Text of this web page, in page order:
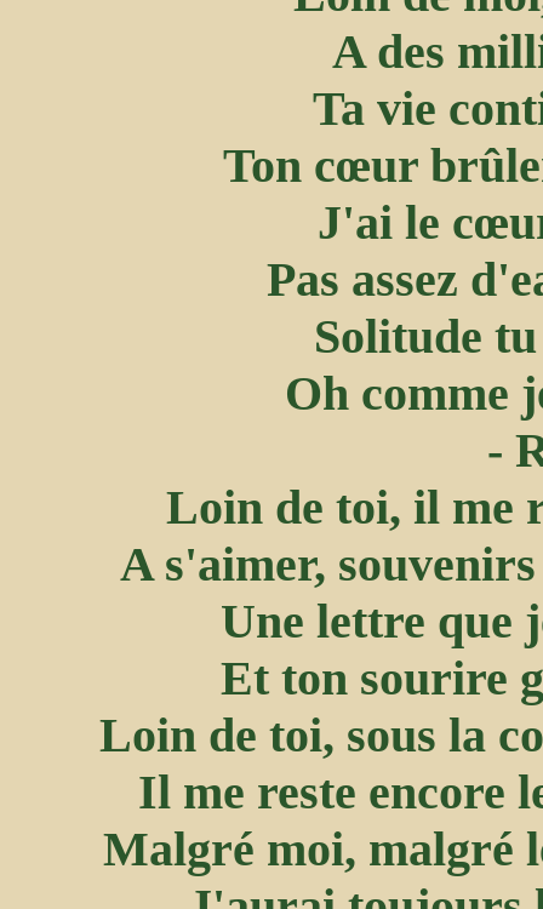
A des
Ta vie
Ton cœur
J'ai le
Pas assez
Solitude
Oh comme
-
Loin de toi, il me
A s'aimer,
Une lettre que
Et ton sourire
Loin de toi, sous la
Il me reste encore
Malgré moi, malgré